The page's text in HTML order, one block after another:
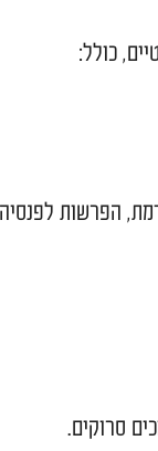
לבעל התפקיד.
זאת.
ולא שולמו).